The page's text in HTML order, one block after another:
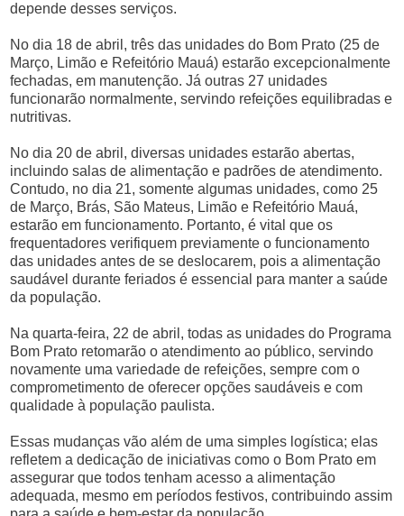
depende desses serviços.
No dia 18 de abril, três das unidades do Bom Prato (25 de
Março, Limão e Refeitório Mauá) estarão excepcionalmente
fechadas, em manutenção. Já outras 27 unidades
funcionarão normalmente, servindo refeições equilibradas e
nutritivas.
No dia 20 de abril, diversas unidades estarão abertas,
incluindo salas de alimentação e padrões de atendimento.
Contudo, no dia 21, somente algumas unidades, como 25
de Março, Brás, São Mateus, Limão e Refeitório Mauá,
estarão em funcionamento. Portanto, é vital que os
frequentadores verifiquem previamente o funcionamento
das unidades antes de se deslocarem, pois a alimentação
saudável durante feriados é essencial para manter a saúde
da população.
Na quarta-feira, 22 de abril, todas as unidades do Programa
Bom Prato retomarão o atendimento ao público, servindo
novamente uma variedade de refeições, sempre com o
comprometimento de oferecer opções saudáveis e com
qualidade à população paulista.
Essas mudanças vão além de uma simples logística; elas
refletem a dedicação de iniciativas como o Bom Prato em
assegurar que todos tenham acesso a alimentação
adequada, mesmo em períodos festivos, contribuindo assim